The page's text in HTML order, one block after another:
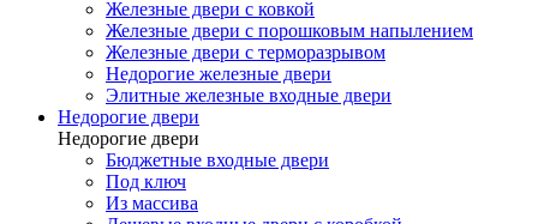
Железные двери с ковкой
Железные двери с порошковым напылением
Железные двери с терморазрывом
Недорогие железные двери
Элитные железные входные двери
Недорогие двери
Недорогие двери
Бюджетные входные двери
Под ключ
Из массива